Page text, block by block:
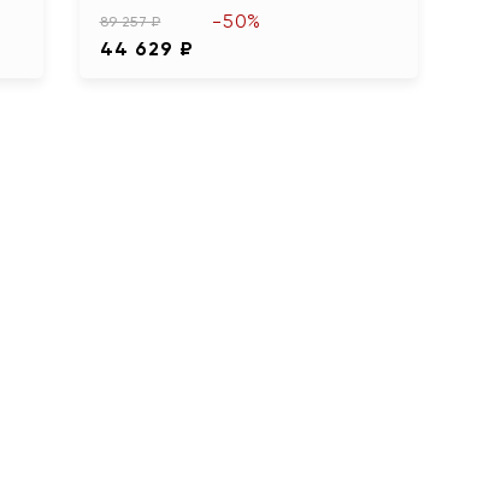
89 257 ₽
44 629 ₽
-50%